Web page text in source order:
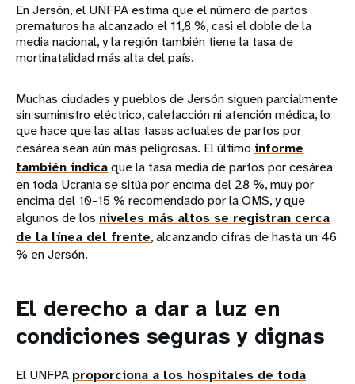
En Jersón, el UNFPA estima que el número de partos
prematuros ha alcanzado el 11,8 %, casi el doble de la
media nacional, y la región también tiene la tasa de
mortinatalidad más alta del país.
Muchas ciudades y pueblos de Jersón siguen parcialmente
sin suministro eléctrico, calefacción ni atención médica, lo
que hace que las altas tasas actuales de partos por
cesárea sean aún más peligrosas. El último informe
también indicaque la tasa media de partos por cesárea
en toda Ucrania se sitúa por encima del 28 %, muy por
encima del 10-15 % recomendado por la OMS, y que
algunos de los niveles más altos se registran cerca
de la línea del frente, alcanzando cifras de hasta un 46
% en Jersón.
El derecho a dar a luz en
condiciones seguras y dignas
El UNFPA proporciona a los hospitales de toda